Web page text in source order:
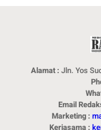
Alamat : Jln. Yos
Email
Marketing :
Kerjasama :